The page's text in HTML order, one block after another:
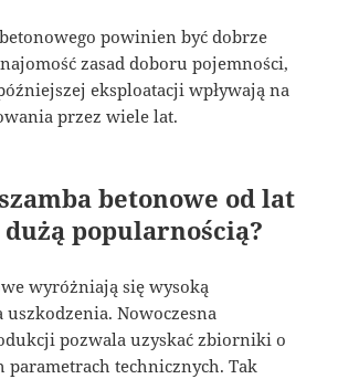
powinien być dobrze
zasad doboru pojemności,
eksploatacji wpływają na
przez wiele lat.
betonowe od lat
dużą popularnością?
wyróżniają się wysoką
uszkodzenia. Nowoczesna
pozwala uzyskać zbiorniki o
parametrach technicznych. Tak